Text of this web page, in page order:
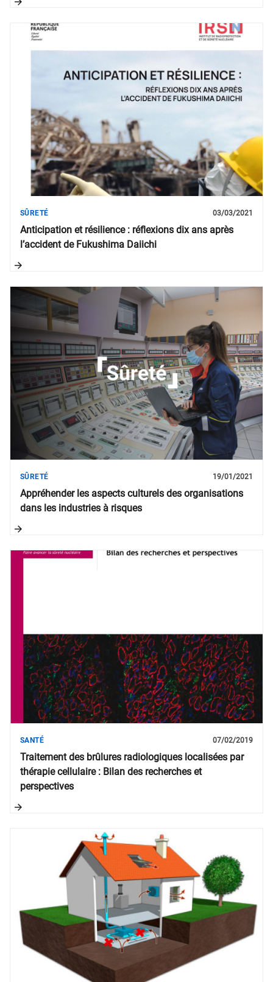
Anticipation et résilience : réflexions dix ans après
l’accident de Fukushima Daiichi
SÛRETÉ 03/03/2021
Appréhender les aspects culturels des organisations
dans les industries à risques
SÛRETÉ 19/01/2021
Traitement des brûlures radiologiques localisées par
thérapie cellulaire : Bilan des recherches et
perspectives
SANTÉ 07/02/2019